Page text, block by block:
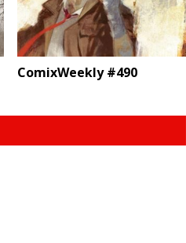
ComixWeekly #490